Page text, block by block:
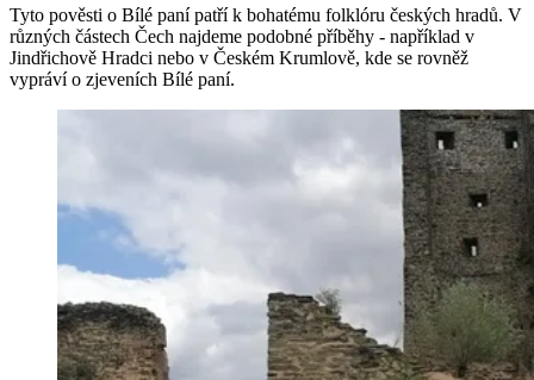
Tyto pověsti o Bílé paní patří k bohatému folklóru českých hradů. V
různých částech Čech najdeme podobné příběhy - například v
Jindřichově Hradci nebo v Českém Krumlově, kde se rovněž
vypráví o zjeveních Bílé paní.